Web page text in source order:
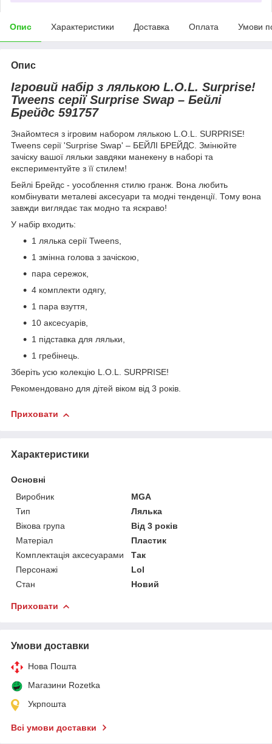
Опис Характеристики Доставка Оплата Умови
Опис
Ігровий набір з лялькою L.O.L. Surprise!
Tweens серії Surprise Swap – Бейлі
Брейдс 591757
Знайомтеся з ігровим набором лялькою L.O.L. SURPRISE!
Tweens серії 'Surprise Swap' – БЕЙЛІ БРЕЙДС. Змінюйте
зачіску вашої ляльки завдяки манекену в наборі та
експериментуйте з її стилем!
Бейлі Брейдс - уособлення стилю гранж. Вона любить
комбінувати металеві аксесуари та модні тенденції. Тому вона
завжди виглядає так модно та яскраво!
У набір входить:
1 лялька серії Tweens,
1 змінна голова з зачіскою,
пара сережок,
4 комплекти одягу,
1 пара взуття,
10 аксесуарів,
1 підставка для ляльки,
1 гребінець.
Зберіть усю колекцію L.O.L. SURPRISE!
Рекомендовано для дітей віком від 3 років.
Приховати
Характеристики
Основні
Виробник
MGA
Тип
Лялька
Вікова група
Від 3 років
Матеріал
Пластик
Комплектація аксесуарами
Так
Персонажі
Lol
Стан
Новий
Приховати
Умови доставки
Нова Пошта
Магазини Rozetka
Укрпошта
Всі умови доставки